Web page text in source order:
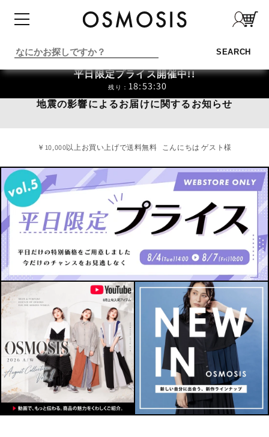
ンツに
進む
SEARCH
平日限定プライス開催中!!
残り： 18:53:29
地震の影響によるお届けに関するお知らせ
￥10,000以上お買い上げで送料無料 こんにちは ゲスト様